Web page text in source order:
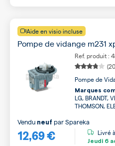
Aide en visio incluse
Pompe de vidange m231
Ref. produit :
Pompe de
Marques
LG, BRANDT,
THOMSON,
12,69 €
Vendu neuf parSpareka
Livré
Jeudi 6